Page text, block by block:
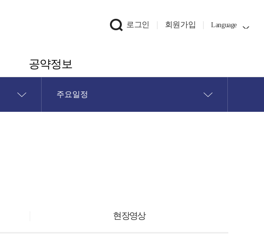
공약정보
로그인 회원가입 Language
주요일정
현장영상